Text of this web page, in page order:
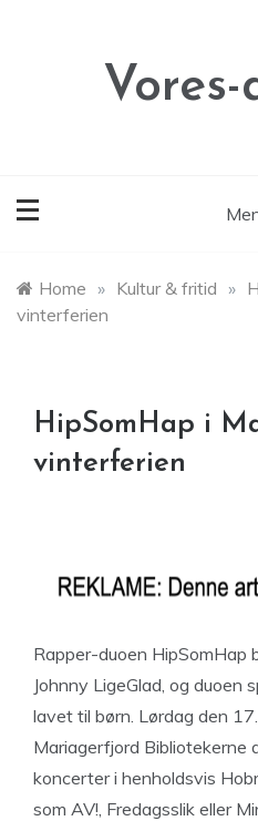
Home » Kultur & fritid »
vinterferien
HipSomHap i
vinterferien
Rapper-duoen
Johnny LigeGlad, og duoen
lavet til børn. Lørdag den
Mariagerfjord Bibliotekerne
koncerter i henholdsvis
som AV!, Fredagsslik eller